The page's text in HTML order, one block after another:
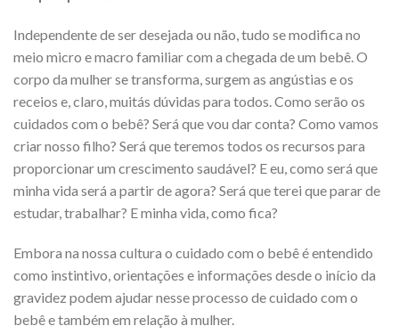
Independente de ser desejada ou não, tudo se modifica no
meio micro e macro familiar com a chegada de um bebê. O
corpo da mulher se transforma, surgem as angústias e os
receios e, claro, muitás dúvidas para todos. Como serão os
cuidados com o bebê? Será que vou dar conta? Como vamos
criar nosso filho? Será que teremos todos os recursos para
proporcionar um crescimento saudável? E eu, como será que
minha vida será a partir de agora? Será que terei que parar de
estudar, trabalhar? E minha vida, como fica?
Embora na nossa cultura o cuidado com o bebê é entendido
como instintivo, orientações e informações desde o início da
gravidez podem ajudar nesse processo de cuidado com o
bebê e também em relação à mulher.